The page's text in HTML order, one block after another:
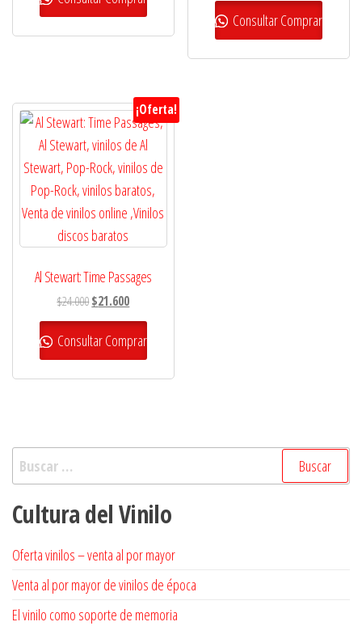
era:
$13.000.
es:
$11.700.
original
era:
$25.000.
actual
es:
$22.500.
Consultar Comprar
¡Oferta!
Al Stewart: Time Passages
$24.000El
precio
original
era:
$24.000.
$21.600El
precio
actual
es:
$21.600.
Consultar Comprar
Buscar:
Cultura del Vinilo
Oferta vinilos – venta al por mayor
Venta al por mayor de vinilos de época
El vinilo como soporte de memoria